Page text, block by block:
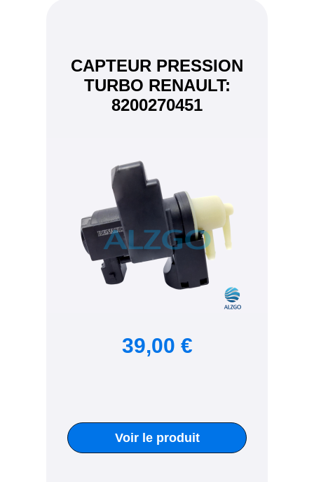
CAPTEUR PRESSION
TURBO RENAULT:
8200270451
39,00 €
Voir le produit